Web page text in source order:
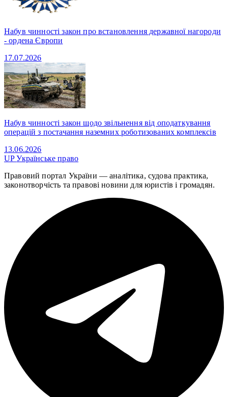
Набув чинності закон про встановлення державної нагороди
- ордена Європи
17.07.2026
Набув чинності закон щодо звільнення від оподаткування
операцій з постачання наземних роботизованих комплексів
13.06.2026
UPУкраїнське право
Правовий портал України — аналітика, судова практика,
законотворчість та правові новини для юристів і громадян.